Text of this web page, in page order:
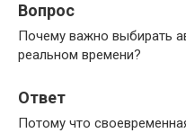
Вопрос
Почему важно выбирать
реальном времени?
Ответ
Потому что